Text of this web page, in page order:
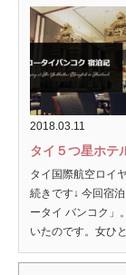
2018.03.11
タイ５つ星ホテ
タイ国際航空ロイ
続きです↓ 今回宿
ータイ バンコク」
いたのです。女ひ